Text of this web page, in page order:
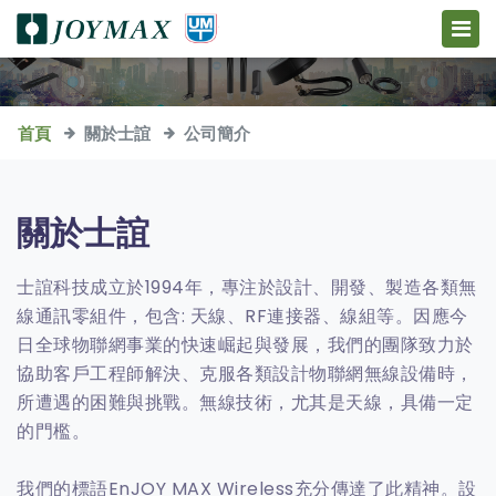
首頁 關於士誼 公司簡介
關於士誼
士誼科技成立於1994年，專注於設計、開發、製造各類無
線通訊零組件，包含: 天線、RF連接器、線組等。因應今
日全球物聯網事業的快速崛起與發展，我們的團隊致力於
協助客戶工程師解決、克服各類設計物聯網無線設備時，
所遭遇的困難與挑戰。無線技術，尤其是天線，具備一定
的門檻。
我們的標語EnJOY MAX Wireless充分傳達了此精神。設